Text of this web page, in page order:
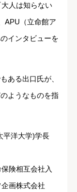
人は知らない
APU（立命館ア
インタビューを
ある出口氏が、
ようなものを指
平洋大学)学長
険相互会社入
画株式会社